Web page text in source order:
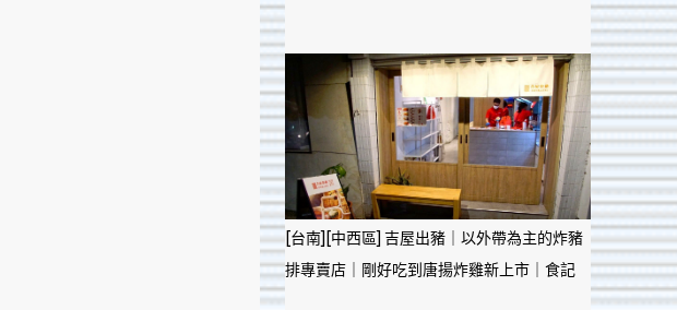
[台南][中西區] 吉屋出豬｜以外帶為主的炸豬
排專賣店｜剛好吃到唐揚炸雞新上市｜食記